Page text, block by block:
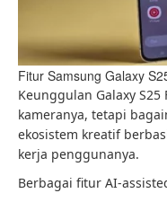
Fitur Samsung Galaxy
Keunggulan Galaxy
kameranya, tetapi
ekosistem kreatif
kerja penggunanya.
Berbagai fitur AI-